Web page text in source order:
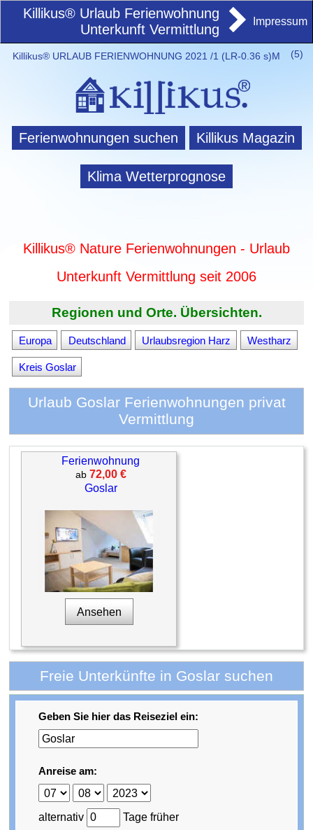
Killikus® Urlaub Ferienwohnung
Unterkunft Vermittlung
Impressum
(5)
Killikus® URLAUB FERIENWOHNUNG 2021 /1 (LR-0.36 s)M
Ferienwohnungen suchen Killikus Magazin
Klima Wetterprognose
Killikus® Nature Ferienwohnungen - Urlaub
Unterkunft Vermittlung seit 2006
Regionen und Orte. Übersichten.
Europa Deutschland Urlaubsregion Harz Westharz
Kreis Goslar
Urlaub Goslar Ferienwohnungen privat
Vermittlung
Ferienwohnung
ab 72,00 €
Goslar
Ansehen
Freie Unterkünfte in Goslar suchen
Geben Sie hier das Reiseziel ein:
Anreise am:
alternativ Tage früher